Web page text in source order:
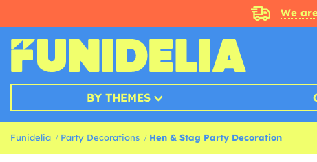
We
BY THEMES
Funidelia Party Decorations Hen & Stag Party Decoration